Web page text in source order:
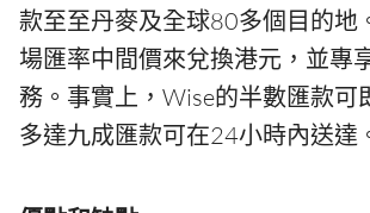
款至至丹麥及全球80多個目的地
場匯率中間價來兌換港元，並專
務。事實上，Wise的半數匯款可
多達九成匯款可在24小時內送達